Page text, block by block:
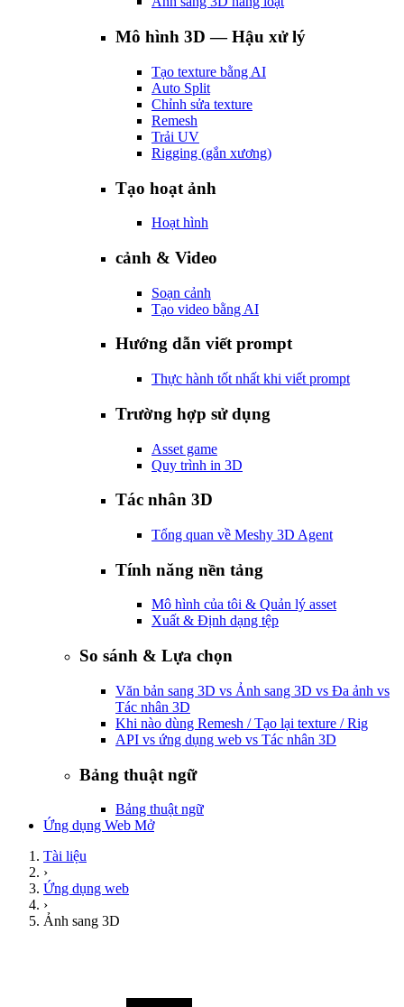
Mô hình 3D — Hậu xử lý
Tạo texture bằng AI
Auto Split
Chỉnh sửa texture
Remesh
Trải UV
Rigging (gắn xương)
Tạo hoạt ảnh
Hoạt hình
cảnh & Video
Soạn cảnh
Tạo video bằng AI
Hướng dẫn viết prompt
Thực hành tốt nhất khi viết prompt
Trường hợp sử dụng
Asset game
Quy trình in 3D
Tác nhân 3D
Tổng quan về Meshy 3D Agent
Tính năng nền tảng
Mô hình của tôi & Quản lý asset
Xuất & Định dạng tệp
So sánh & Lựa chọn
Văn bản sang 3D vs Ảnh sang 3D vs Đa ảnh vs
Tác nhân 3D
Khi nào dùng Remesh / Tạo lại texture / Rig
API vs ứng dụng web vs Tác nhân 3D
Bảng thuật ngữ
Bảng thuật ngữ
Ứng dụng Web Mở
Tài liệu
›
Ứng dụng web
›
Ảnh sang 3D